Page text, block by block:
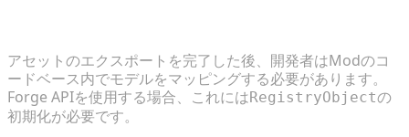
アセットのエクスポートを完了した後、開発者はModのコ
ードベース内でモデルをマッピングする必要があります。
Forge APIを使用する場合、これにはRegistryObjectの
初期化が必要です。